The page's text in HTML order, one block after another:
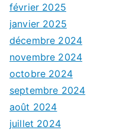
février 2025
janvier 2025
décembre 2024
novembre 2024
octobre 2024
septembre 2024
août 2024
juillet 2024